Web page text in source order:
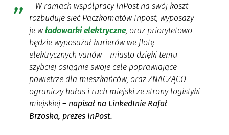
– W ramach współpracy InPost na swój koszt
rozbuduje sieć Paczkomatów Inpost, wyposaży
je władowarki elektryczne, oraz priorytetowo
będzie wyposażał kurierów we flotę
elektrycznych vanów – miasto dzięki temu
szybciej osiągnie swoje cele poprawiające
powietrze dla mieszkańców, oraz ZNACZĄCO
ograniczy hałas i ruch miejski ze strony logistyki
miejskiej – napisał na LinkedInie Rafał
Brzoska, prezes InPost.